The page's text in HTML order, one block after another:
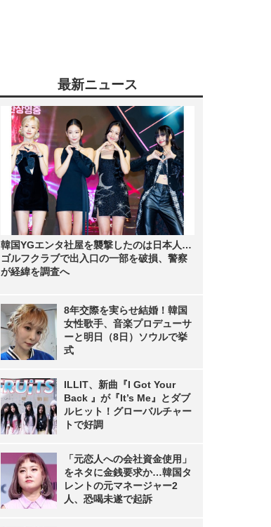
最新ニュース
韓国YGエンタ社屋を襲撃したのは日本人…
ゴルフクラブで出入口の一部を破損、警察
が経緯を調査へ
8年交際を実らせ結婚！韓国
女性歌手、音楽プロデューサ
ーと明日（8日）ソウルで挙
式
ILLIT、新曲『I Got Your
Back 』が『It’s Me』とダブ
ルヒット！グローバルチャー
トで好調
「元恋人への会社資金使用」
をネタに金銭要求か…韓国タ
レントの元マネージャー2
人、恐喝未遂で起訴